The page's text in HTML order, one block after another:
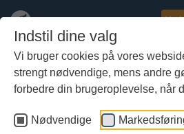
Indstil dine valg
Vi bruger cookies på vores
strengt nødvendige, mens andre
forbedre din brugeroplevelse, når
Nødvendige
indhold
Indlæs 3. parts